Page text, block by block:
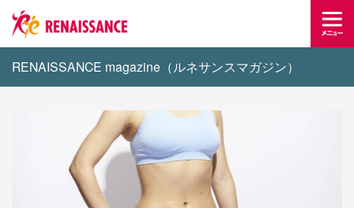
RENAISSANCE magazine（ルネサンスマガジン）